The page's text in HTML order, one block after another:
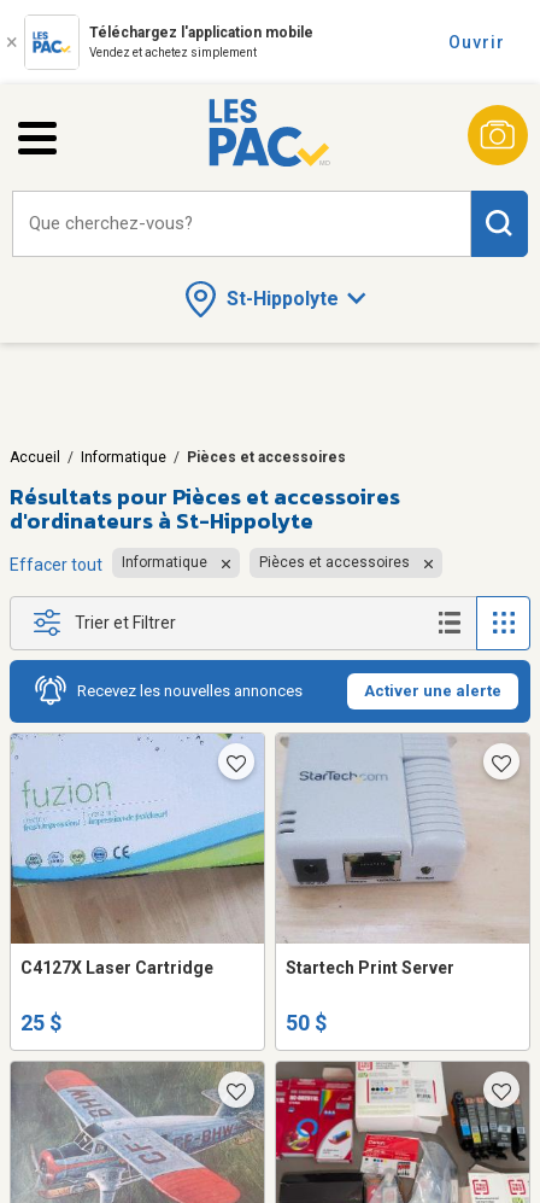
Téléchargez l'application mobile
Vendez et achetez simplement
Ouvrir
St-Hippolyte
Que cherchez-vous?
Accueil / Informatique / Pièces et accessoires
Résultats pour Pièces et accessoires
d'ordinateurs à St-Hippolyte
Effacer tout Informatique Pièces et accessoires
Trier et Filtrer
Recevez les nouvelles annonces Activer une alerte
C4127X Laser Cartridge
25 $
Startech Print Server
50 $